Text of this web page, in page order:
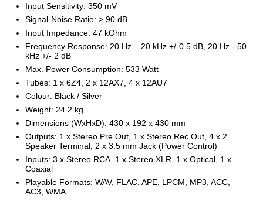
Input Sensitivity: 350 mV
Signal-Noise Ratio: > 90 dB
Input Impedance: 47 kOhm
Frequency Response: 20 Hz – 20 kHz +/-0.5 dB, 20 Hz - 50
kHz +/- 2 dB
Max. Power Consumption: 533 Watt
Tubes: 1 x 6Z4, 2 x 12AX7, 4 x 12AU7
Colour: Black / Silver
Weight: 24.2 kg
Dimensions (WxHxD): 430 x 192 x 430 mm
Outputs: 1 x Stereo Pre Out, 1 x Stereo Rec Out, 4 x 2
Speaker Terminal, 2 x 3.5 mm Jack (Power Control)
Inputs: 3 x Stereo RCA, 1 x Stereo XLR, 1 x Optical, 1 x
Coaxial
Playable Formats: WAV, FLAC, APE, LPCM, MP3, ACC,
AC3, WMA